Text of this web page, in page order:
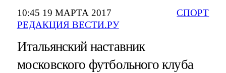
10:45 19 МАРТА 2017
РЕДАКЦИЯ ВЕСТИ.РУ
СПОРТ
Итальянский наставник
московского футбольного клуба